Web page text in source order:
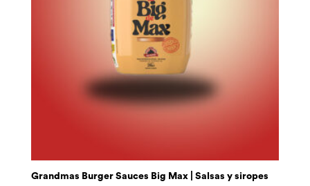
Grandmas Burger Sauces Big Max | Salsas y siropes